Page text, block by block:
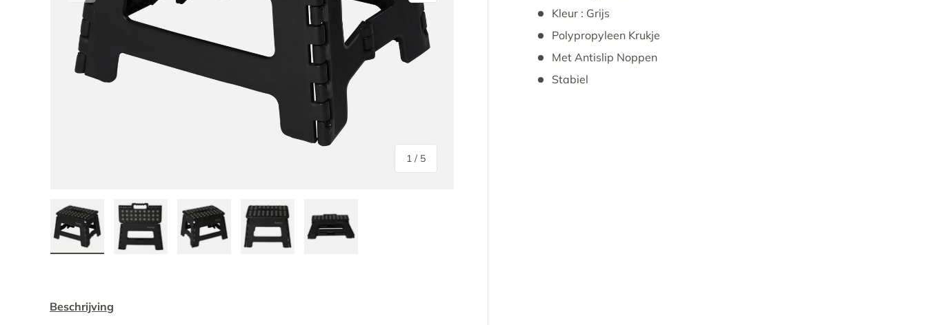
1 / van
5
Kleur : Grijs
Polypropyleen Krukje
Met Antislip Noppen
Stabiel
Beschrijving